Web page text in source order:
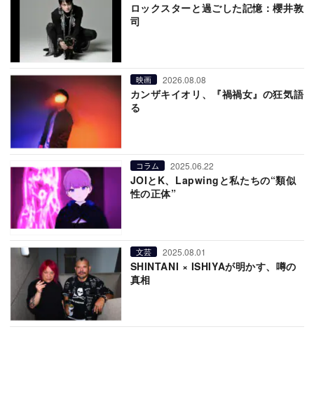
ロックスターと過ごした記憶：櫻井敦
司
映画 2026.08.08
カンザキイオリ、『禍禍女』の狂気語
る
コラム 2025.06.22
JOIとK、Lapwingと私たちの“類似
性の正体”
文芸 2025.08.01
SHINTANI × ISHIYAが明かす、噂の
真相